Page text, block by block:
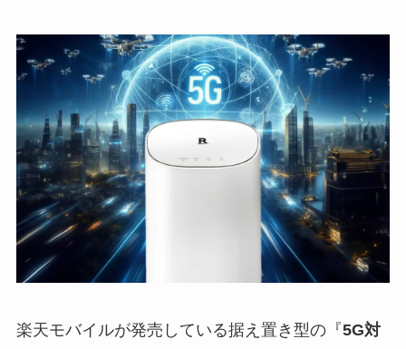
楽天モバイルが発売している据え置き型の『5G対